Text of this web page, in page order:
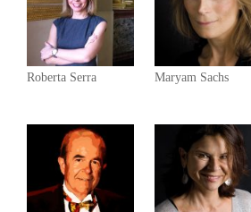
Roberta Serra Maryam Sachs